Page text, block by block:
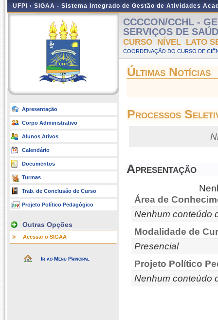
UFPI › SIGAA - Sistema Integrado de Gestão de Atividades
Apresentação
Corpo Administrativo
Alunos Ativos
Calendário
Documentos
Turmas
Trab. de Conclusão de Curso
Projeto Político Pedagógico
Outras Opções
Acessar o SIGAA
Ir ao Menu Principal
CCCCON/CCHL -
SERVIÇOS DE
CURSO NÍVEL LATO
COORDENAÇÃO DO CURSO DE
Últimas Notícias
Processos
Apresentação
Área de
Nenhum conteúdo
Modalidade de
Presencial
Projeto Político
Nenhum conteúdo